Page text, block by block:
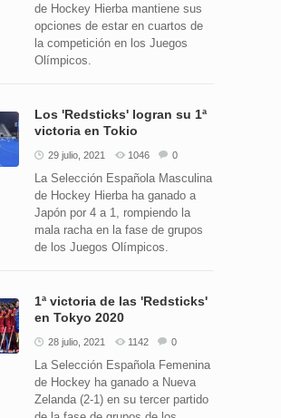
de Hockey Hierba mantiene sus
opciones de estar en cuartos de
la competición en los Juegos
Olímpicos.
Los 'Redsticks' logran su 1ª
victoria en Tokio
29 julio, 2021 1046 0
La Selección Española Masculina
de Hockey Hierba ha ganado a
Japón por 4 a 1, rompiendo la
mala racha en la fase de grupos
de los Juegos Olímpicos.
1ª victoria de las 'Redsticks'
en Tokyo 2020
28 julio, 2021 1142 0
La Selección Española Femenina
de Hockey ha ganado a Nueva
Zelanda (2-1) en su tercer partido